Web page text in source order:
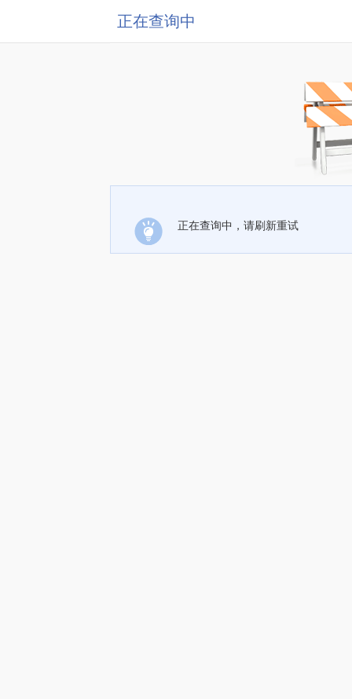
正在查询中
正在查询中，请刷新重试